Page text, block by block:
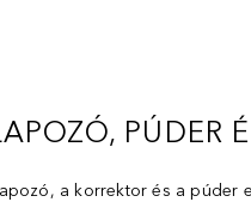
PÚDER
a korrektor és a